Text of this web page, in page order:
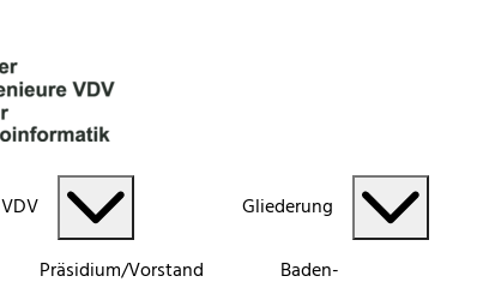
VDV
Präsidium/Vorstand
Gliederung
Baden-